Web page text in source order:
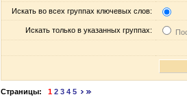
Искать во всех группах ключевых слов:
Искать только в указанных группах:
Страницы: 1 2 3 4 5